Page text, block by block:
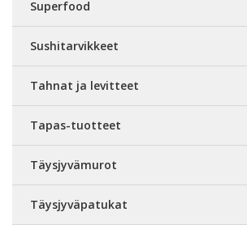
Superfood
Sushitarvikkeet
Tahnat ja levitteet
Tapas-tuotteet
Täysjyvämurot
Täysjyväpatukat